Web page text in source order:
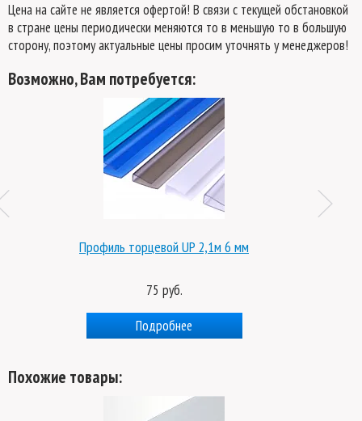
Цена на сайте не является офертой! В связи с текущей обстановкой
в стране цены периодически меняются то в меньшую то в большую
сторону, поэтому актуальные цены просим уточнять у менеджеров!
Возможно, Вам потребуется:
Профиль торцевой UP 2,1м 6 мм
75 руб.
Подробнее
Похожие товары: